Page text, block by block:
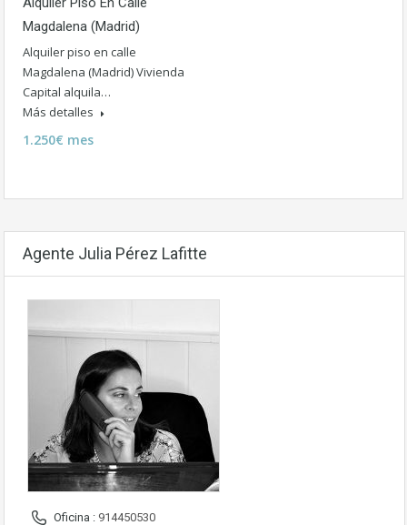
Magdalena (Madrid)
Alquiler piso en calle
Magdalena (Madrid) Vivienda
Capital alquila…
Más detalles
1.250€ mes
Agente Julia Pérez Lafitte
Oficina : 914450530